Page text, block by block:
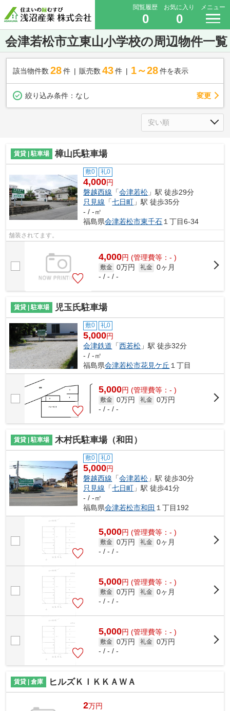
閲覧履歴
0
お気に入り
0
メニュー
会津若松市立東山小学校の周辺物件一覧
該当物件数 28件 販売数 43 件 1～28 件を表示
絞り込み条件： なし 変更
賃貸 | 駐車場 樟山氏駐車場
敷0 礼0
4,000円
磐越西線 「会津若松 」駅 徒歩29分
只見線 「七日町 」駅 徒歩35分
- / -㎡
福島県会津若松市東千石１丁目6-34
舗装されてます。
4,000円 (管理費等：- )
敷金 0万円 礼金 0ヶ月
- / - / -
賃貸 | 駐車場 児玉氏駐車場
敷0 礼0
5,000円
会津鉄道 「西若松 」駅 徒歩32分
- / -㎡
福島県会津若松市花見ケ丘 １丁目
5,000円 (管理費等：- )
敷金 0万円 礼金 0万円
- / - / -
賃貸 | 駐車場 木村氏駐車場（和田）
敷0 礼0
5,000円
磐越西線 「会津若松 」駅 徒歩30分
只見線 「七日町 」駅 徒歩41分
- / -㎡
福島県会津若松市和田 １丁目192
5,000円 (管理費等：- )
敷金 0万円 礼金 0ヶ月
- / - / -
5,000円 (管理費等：- )
敷金 0万円 礼金 0ヶ月
- / - / -
5,000円 (管理費等：- )
敷金 0万円 礼金 0万円
- / - / -
賃貸 | 倉庫 ヒルズＫＩＫＫＡＷＡ
2万円